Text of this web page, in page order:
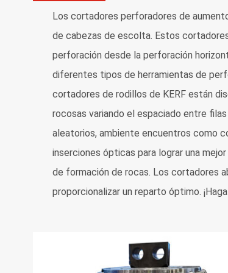
Los cortadores perforadores de
de cabezas de escolta. Estos
perforación desde la perforación
diferentes tipos de herramientas de
cortadores de rodillos de KERF están
rocosas variando el espaciado entre
aleatorios, ambiente encuentros como
inserciones ópticas para lograr una
de formación de rocas. Los cortadores
proporcionalizar un reparto óptimo.